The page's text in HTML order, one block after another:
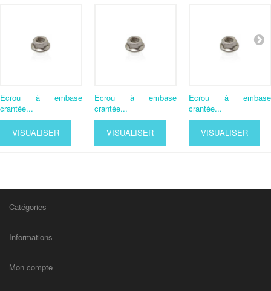
Ecrou à embase
crantée...
VISUALISER
Ecrou à embase
crantée...
VISUALISER
Ecrou à embase
crantée...
VISUALISER
Catégories
Informations
Mon compte